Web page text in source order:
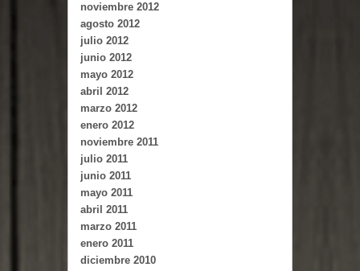
noviembre 2012
agosto 2012
julio 2012
junio 2012
mayo 2012
abril 2012
marzo 2012
enero 2012
noviembre 2011
julio 2011
junio 2011
mayo 2011
abril 2011
marzo 2011
enero 2011
diciembre 2010